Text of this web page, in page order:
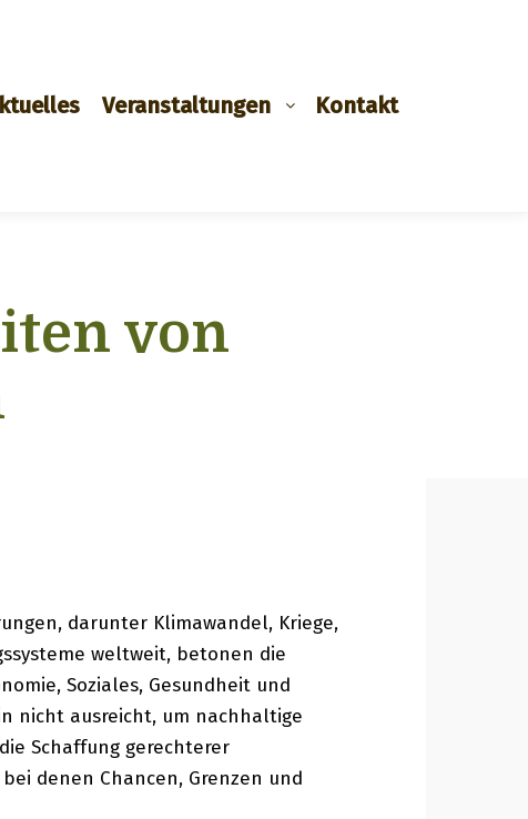
Veranstaltungen Kontakt
von
darunter Klimawandel, Kriege,
weltweit, betonen die
Soziales, Gesundheit und
nicht ausreicht, um nachhaltige
Schaffung gerechterer
denen Chancen, Grenzen und